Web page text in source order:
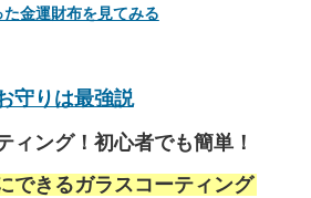
金運財布を見てみる
守りは最強説
ィング！初心者でも簡単！
できるガラスコーティング